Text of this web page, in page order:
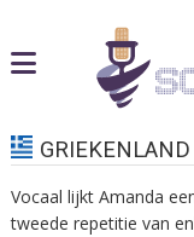
GRIEKENLAND
Vocaal lijkt Amanda
tweede repetitie van